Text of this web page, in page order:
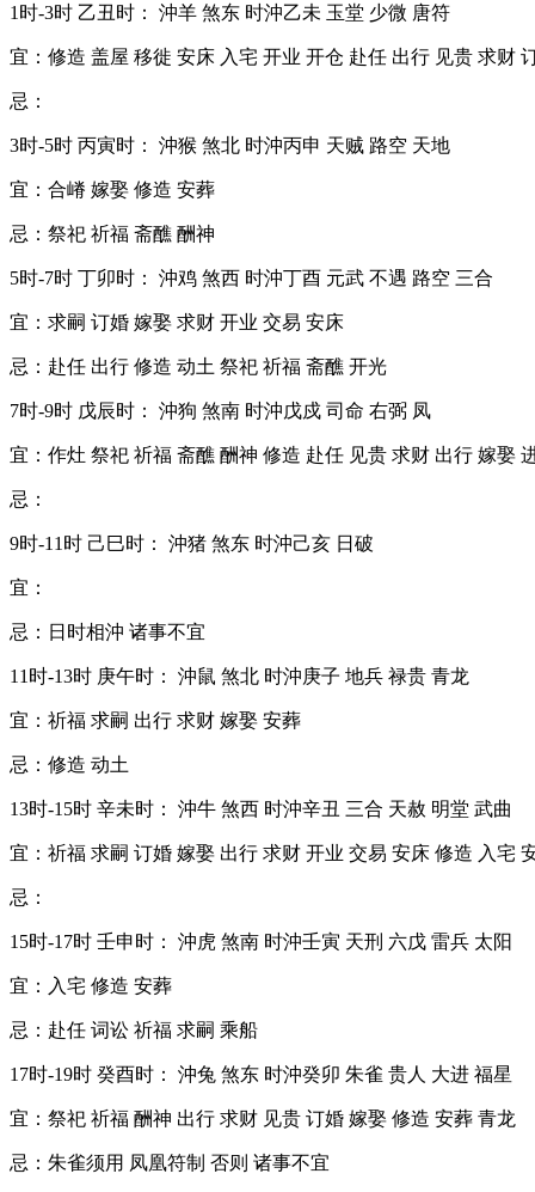
1时-3时 乙丑时： 沖羊 煞东 时沖乙未 玉堂 少微 唐符
宜：修造 盖屋 移徙 安床 入宅 开业 开仓 赴任 出行 见贵 求财
忌：
3时-5时 丙寅时： 沖猴 煞北 时沖丙申 天贼 路空 天地
宜：合嵴 嫁娶 修造 安葬
忌：祭祀 祈福 斋醮 酬神
5时-7时 丁卯时： 沖鸡 煞西 时沖丁酉 元武 不遇 路空 三合
宜：求嗣 订婚 嫁娶 求财 开业 交易 安床
忌：赴任 出行 修造 动土 祭祀 祈福 斋醮 开光
7时-9时 戊辰时： 沖狗 煞南 时沖戊戍 司命 右弼 凤
宜：作灶 祭祀 祈福 斋醮 酬神 修造 赴任 见贵 求财 出行 嫁娶
忌：
9时-11时 己巳时： 沖猪 煞东 时沖己亥 日破
宜：
忌：日时相沖 诸事不宜
11时-13时 庚午时： 沖鼠 煞北 时沖庚子 地兵 禄贵 青龙
宜：祈福 求嗣 出行 求财 嫁娶 安葬
忌：修造 动土
13时-15时 辛未时： 沖牛 煞西 时沖辛丑 三合 天赦 明堂 武曲
宜：祈福 求嗣 订婚 嫁娶 出行 求财 开业 交易 安床 修造 入宅
忌：
15时-17时 壬申时： 沖虎 煞南 时沖壬寅 天刑 六戊 雷兵 太阳
宜：入宅 修造 安葬
忌：赴任 词讼 祈福 求嗣 乘船
17时-19时 癸酉时： 沖兔 煞东 时沖癸卯 朱雀 贵人 大进 福星
宜：祭祀 祈福 酬神 出行 求财 见贵 订婚 嫁娶 修造 安葬 青龙
忌：朱雀须用 凤凰符制 否则 诸事不宜